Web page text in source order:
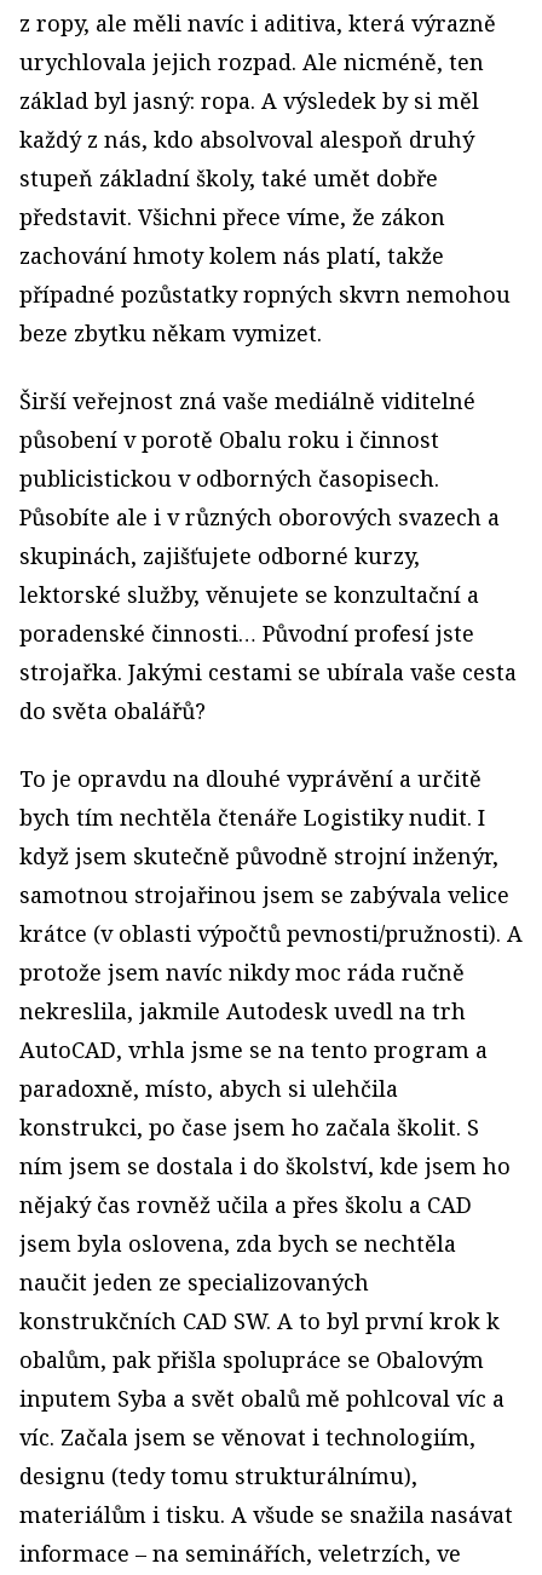
z ropy, ale měli navíc i aditiva, která výrazně
urychlovala jejich rozpad. Ale nicméně, ten
základ byl jasný: ropa. A výsledek by si měl
každý z nás, kdo absolvoval alespoň druhý
stupeň základní školy, také umět dobře
představit. Všichni přece víme, že zákon
zachování hmoty kolem nás platí, takže
případné pozůstatky ropných skvrn nemohou
beze zbytku někam vymizet.
Širší veřejnost zná vaše mediálně viditelné
působení v porotě Obalu roku i činnost
publicistickou v odborných časopisech.
Působíte ale i v různých oborových svazech a
skupinách, zajišťujete odborné kurzy,
lektorské služby, věnujete se konzultační a
poradenské činnosti… Původní profesí jste
strojařka. Jakými cestami se ubírala vaše cesta
do světa obalářů?
To je opravdu na dlouhé vyprávění a určitě
bych tím nechtěla čtenáře Logistiky nudit. I
když jsem skutečně původně strojní inženýr,
samotnou strojařinou jsem se zabývala velice
krátce (v oblasti výpočtů pevnosti/pružnosti). A
protože jsem navíc nikdy moc ráda ručně
nekreslila, jakmile Autodesk uvedl na trh
AutoCAD, vrhla jsme se na tento program a
paradoxně, místo, abych si ulehčila
konstrukci, po čase jsem ho začala školit. S
ním jsem se dostala i do školství, kde jsem ho
nějaký čas rovněž učila a přes školu a CAD
jsem byla oslovena, zda bych se nechtěla
naučit jeden ze specializovaných
konstrukčních CAD SW. A to byl první krok k
obalům, pak přišla spolupráce se Obalovým
inputem Syba a svět obalů mě pohlcoval víc a
víc. Začala jsem se věnovat i technologiím,
designu (tedy tomu strukturálnímu),
materiálům i tisku. A všude se snažila nasávat
informace – na seminářích, veletrzích, ve